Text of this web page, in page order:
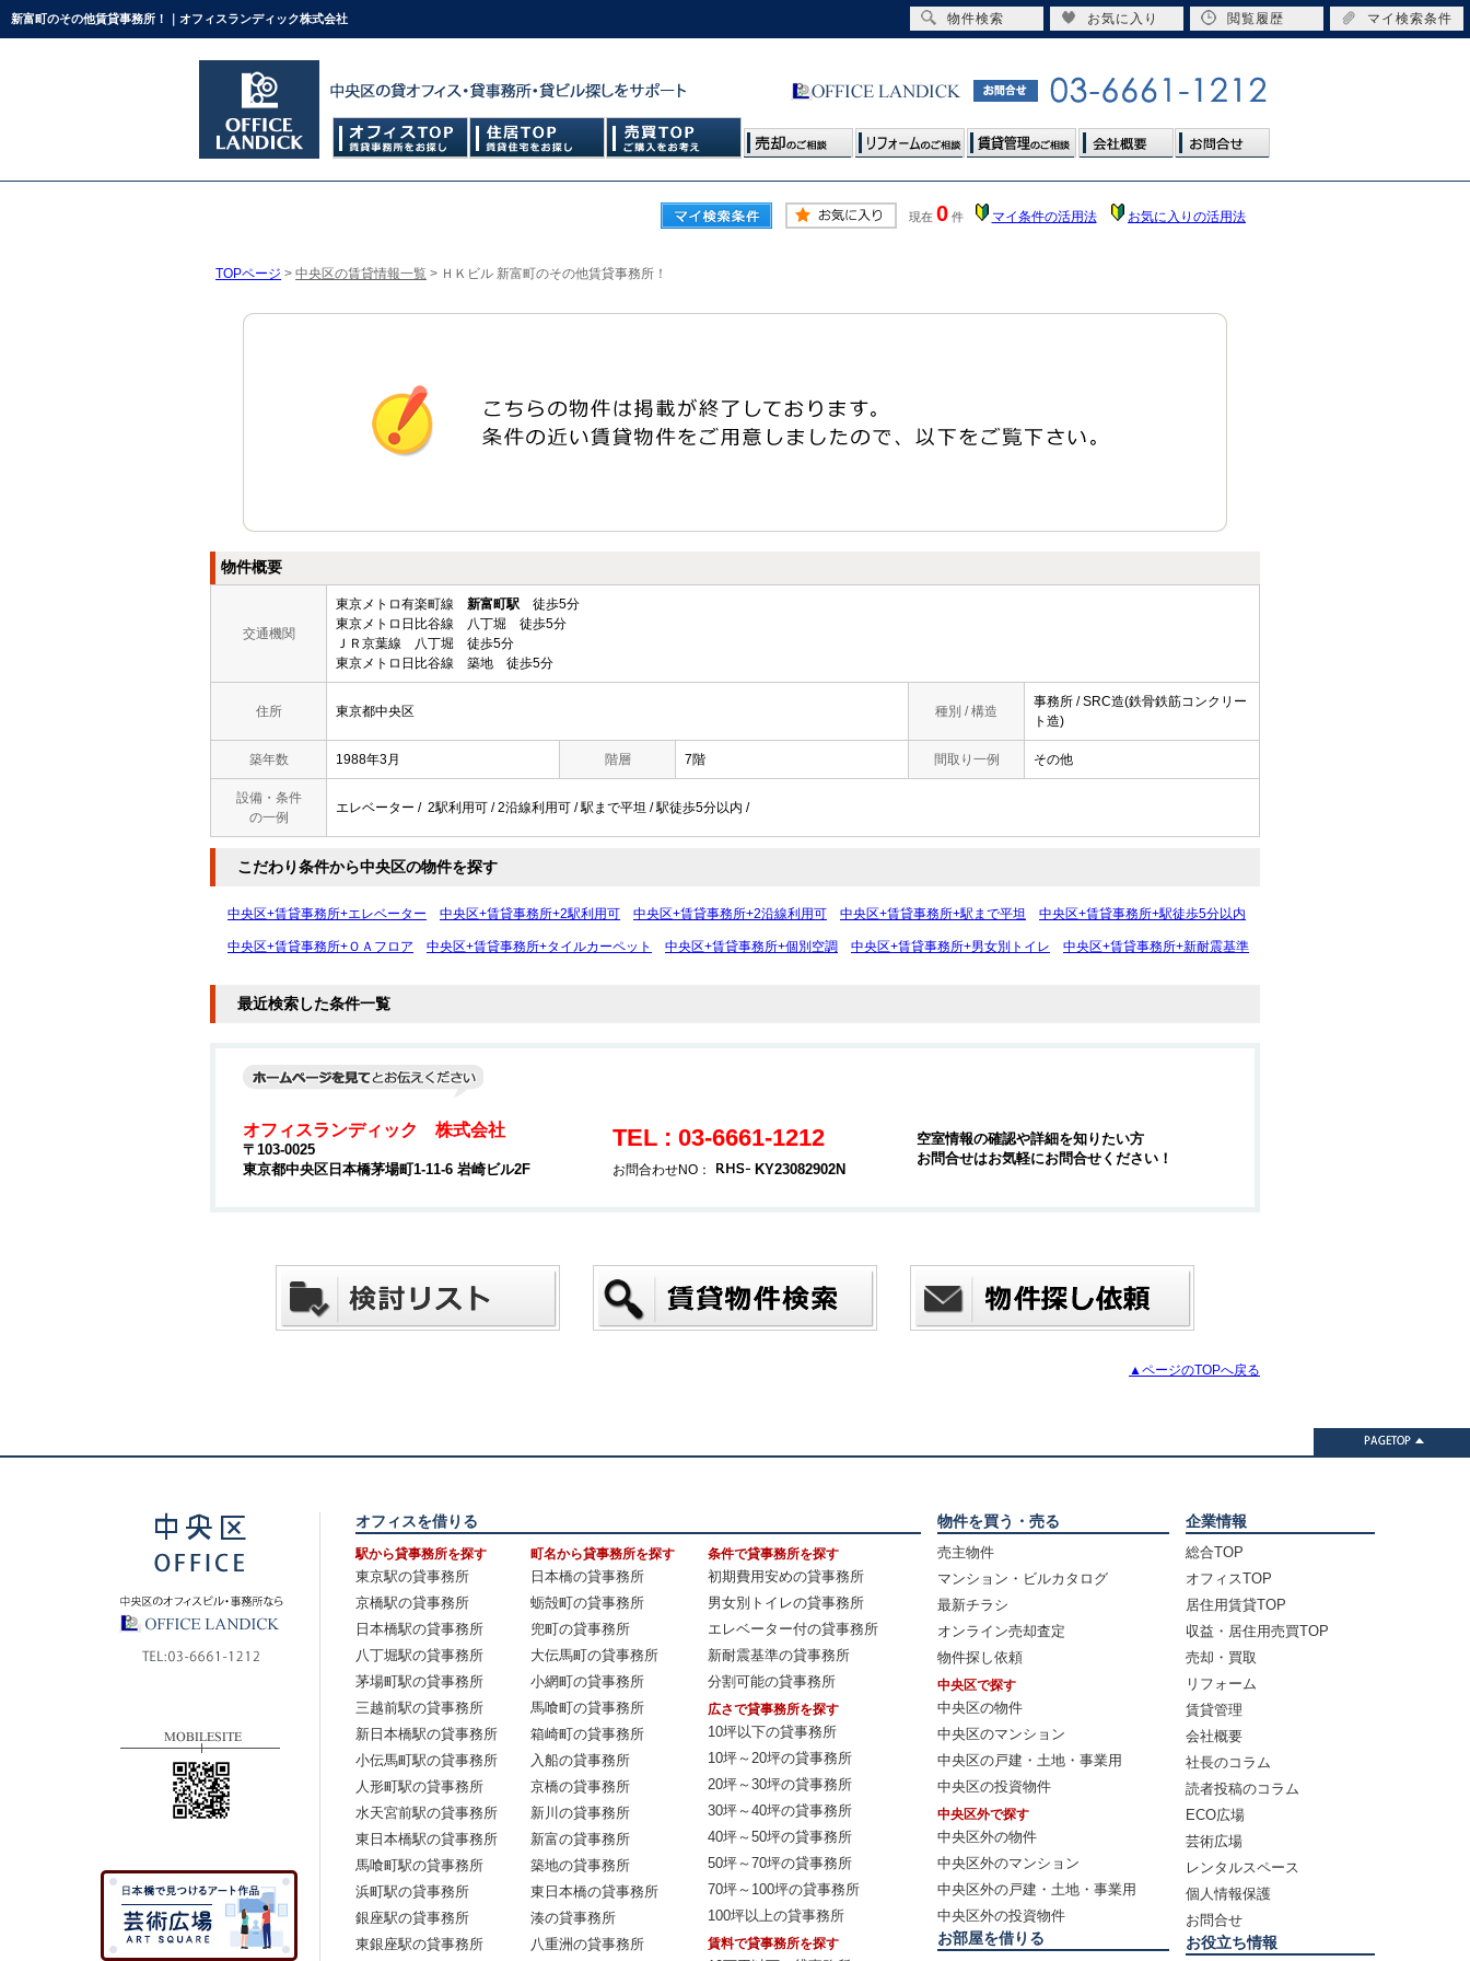
新富町のその他賃貸事務所！｜オフィスランディック株式会社
現在 0 件 マイ条件の活用法 お気に入りの活用法
TOPページ > 中央区の賃貸情報一覧 > ＨＫビル 新富町のその他賃貸事務所！
物件概要
交通機関
東京メトロ有楽町線 新富町駅 徒歩5分
東京メトロ日比谷線 八丁堀 徒歩5分
ＪＲ京葉線 八丁堀 徒歩5分
東京メトロ日比谷線 築地 徒歩5分
住所 東京都中央区 種別 / 構造
事務所 / SRC造(鉄骨鉄筋コンクリー
ト造)
築年数 1988年3月 階層 7階 間取り一例 その他
設備・条件
の一例
エレベーター / 2駅利用可 / 2沿線利用可 / 駅まで平坦 / 駅徒歩5分以内 /
こだわり条件から中央区の物件を探す
中央区+賃貸事務所+エレベーター 中央区+賃貸事務所+2駅利用可 中央区+賃貸事務所+2沿線利用可 中央区+賃貸事務所+駅まで平坦 中央区+賃貸事務所+駅徒歩5分以内
中央区+賃貸事務所+ＯＡフロア 中央区+賃貸事務所+タイルカーペット 中央区+賃貸事務所+個別空調 中央区+賃貸事務所+男女別トイレ 中央区+賃貸事務所+新耐震基準
最近検索した条件一覧
オフィスランディック 株式会社
〒103-0025
東京都中央区日本橋茅場町1-11-6 岩崎ビル2F
TEL : 03-6661-1212
お問合わせNO： KY23082902N
空室情報の確認や詳細を知りたい方
お問合せはお気軽にお問合せください！
▲ページのTOPへ戻る
オフィスを借りる
駅から貸事務所を探す
東京駅の貸事務所
京橋駅の貸事務所
日本橋駅の貸事務所
八丁堀駅の貸事務所
茅場町駅の貸事務所
三越前駅の貸事務所
新日本橋駅の貸事務所
小伝馬町駅の貸事務所
人形町駅の貸事務所
水天宮前駅の貸事務所
東日本橋駅の貸事務所
馬喰町駅の貸事務所
浜町駅の貸事務所
銀座駅の貸事務所
東銀座駅の貸事務所
町名から貸事務所を探す
日本橋の貸事務所
蛎殻町の貸事務所
兜町の貸事務所
大伝馬町の貸事務所
小網町の貸事務所
馬喰町の貸事務所
箱崎町の貸事務所
入船の貸事務所
京橋の貸事務所
新川の貸事務所
新富の貸事務所
築地の貸事務所
東日本橋の貸事務所
湊の貸事務所
八重洲の貸事務所
条件で貸事務所を探す
初期費用安めの貸事務所
男女別トイレの貸事務所
エレベーター付の貸事務所
新耐震基準の貸事務所
分割可能の貸事務所
広さで貸事務所を探す
10坪以下の貸事務所
10坪～20坪の貸事務所
20坪～30坪の貸事務所
30坪～40坪の貸事務所
40坪～50坪の貸事務所
50坪～70坪の貸事務所
70坪～100坪の貸事務所
100坪以上の貸事務所
賃料で貸事務所を探す
物件を買う・売る
売主物件
マンション・ビルカタログ
最新チラシ
オンライン売却査定
物件探し依頼
中央区で探す
中央区の物件
中央区のマンション
中央区の戸建・土地・事業用
中央区の投資物件
中央区外で探す
中央区外の物件
中央区外のマンション
中央区外の戸建・土地・事業用
中央区外の投資物件
お部屋を借りる
企業情報
総合TOP
オフィスTOP
居住用賃貸TOP
収益・居住用売買TOP
売却・買取
リフォーム
賃貸管理
会社概要
社長のコラム
読者投稿のコラム
ECO広場
芸術広場
レンタルスペース
個人情報保護
お問合せ
お役立ち情報
物件検索 お気に入り 閲覧履歴 マイ検索条件